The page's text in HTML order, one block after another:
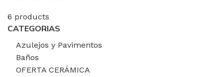
6 products
CATEGORIAS
Azulejos y Pavimentos
Baños
OFERTA CERÁMICA